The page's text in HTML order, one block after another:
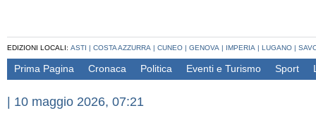
EDIZIONI LOCALI: ASTI | COSTA AZZURRA | CUNEO | GENOVA | IMPERIA | LUGANO |
Prima Pagina Cronaca Politica Eventi e Turismo Sport
| 10 maggio 2026, 07:21